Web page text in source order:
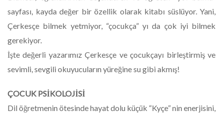
sayfası, kayda değer bir özellik olarak kitabı süslüyor. Yani,
Çerkesçe bilmek yetmiyor, “çocukça” yı da çok iyi bilmek
gerekiyor.
İşte değerli yazarımız Çerkesçe ve çocukçayı birleştirmiş ve
sevimli, sevgili okuyucuların yüreğine su gibi akmış!
ÇOCUK PSİKOLOJİSİ
Dil öğretmenin ötesinde hayat dolu küçük “Kyçe” nin enerjisini,